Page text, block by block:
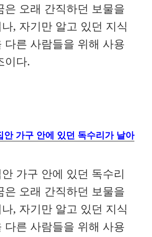
은 오래 간직하던 보물을
, 자기만 알고 있던 지식
다른 사람들을 위해 사용
이다.
안 가구 안에 있던 독수리가 날아
가구 안에 있던 독수리
은 오래 간직하던 보물을
, 자기만 알고 있던 지식
다른 사람들을 위해 사용